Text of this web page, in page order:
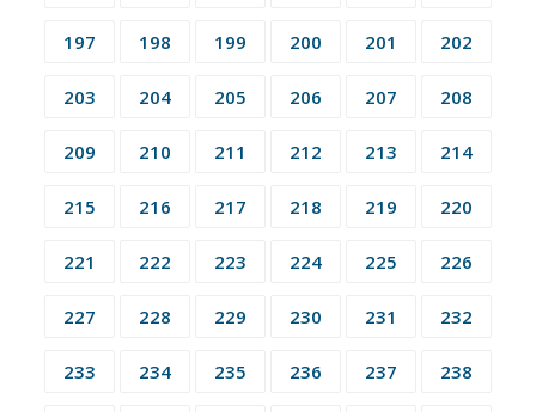
197 198 199 200 201 202
203 204 205 206 207 208
209 210 211 212 213 214
215 216 217 218 219 220
221 222 223 224 225 226
227 228 229 230 231 232
233 234 235 236 237 238